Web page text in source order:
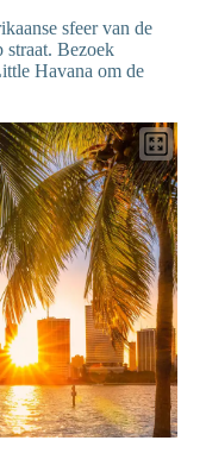
sfeer van de
straat. Bezoek
Havana om de